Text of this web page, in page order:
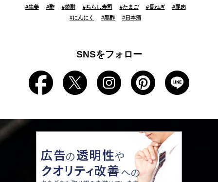
#生姜 #酢 #焼酎 #ちらし寿司 #たまご #長ねぎ #豚肉
#にんにく #黒酢 #日本酒
SNSをフォロー